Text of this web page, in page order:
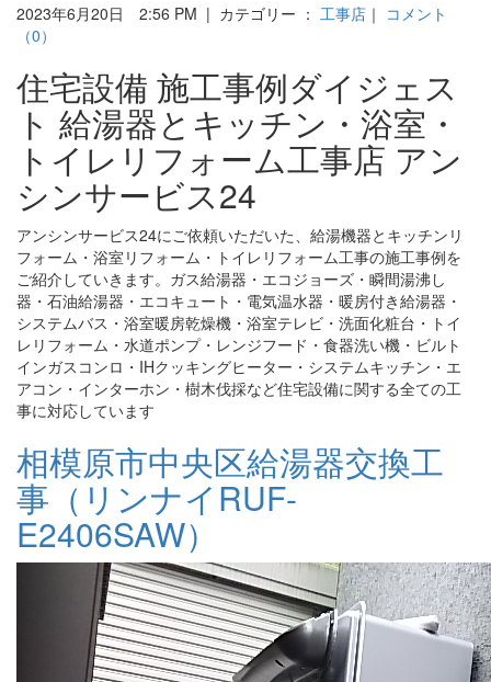
2023年6月20日 2:56 PM | カテゴリー ： 工事店 ｜ コメント
（0）
住宅設備 施工事例ダイジェス
ト 給湯器とキッチン・浴室・
トイレリフォーム工事店 アン
シンサービス24
アンシンサービス24にご依頼いただいた、給湯機器とキッチンリ
フォーム・浴室リフォーム・トイレリフォーム工事の施工事例を
ご紹介していきます。ガス給湯器・エコジョーズ・瞬間湯沸し
器・石油給湯器・エコキュート・電気温水器・暖房付き給湯器・
システムバス・浴室暖房乾燥機・浴室テレビ・洗面化粧台・トイ
レリフォーム・水道ポンプ・レンジフード・食器洗い機・ビルト
インガスコンロ・IHクッキングヒーター・システムキッチン・エ
アコン・インターホン・樹木伐採など住宅設備に関する全ての工
事に対応しています
相模原市中央区給湯器交換工
事（リンナイRUF-
E2406SAW）